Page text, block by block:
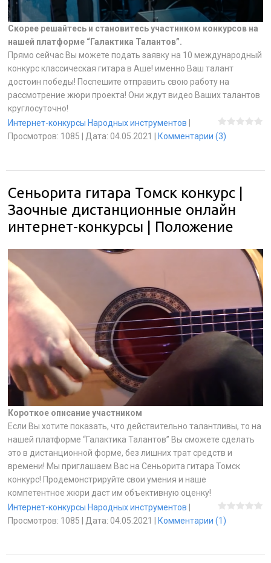
Скорее решайтесь и становитесь участником конкурсов на
нашей платформе “Галактика Талантов”.
Прямо сейчас Вы можете подать заявку на 10 международный
конкурс классическая гитара в Аше! именно Ваш талант
достоин победы! Поспешите отправить свою работу на
рассмотрение жюри проекта! Они ждут видео Ваших талантов
круглосуточно!
Интернет-конкурсы Народных инструментов
Просмотров: 1085 Дата: 04.05.2021 Комментарии (3)
Сеньорита гитара Томск конкурс |
Заочные дистанционные онлайн
интернет-конкурсы | Положение
Короткое описание участником
Если Вы хотите показать, что действительно талантливы, то на
нашей платформе “Галактика Талантов” Вы сможете сделать
это в дистанционной форме, без лишних трат средств и
времени! Мы приглашаем Вас на Сеньорита гитара Томск
конкурс! Продемонстрируйте свои умения и наше
компетентное жюри даст им объективную оценку!
Интернет-конкурсы Народных инструментов
Просмотров: 1085 Дата: 04.05.2021 Комментарии (1)